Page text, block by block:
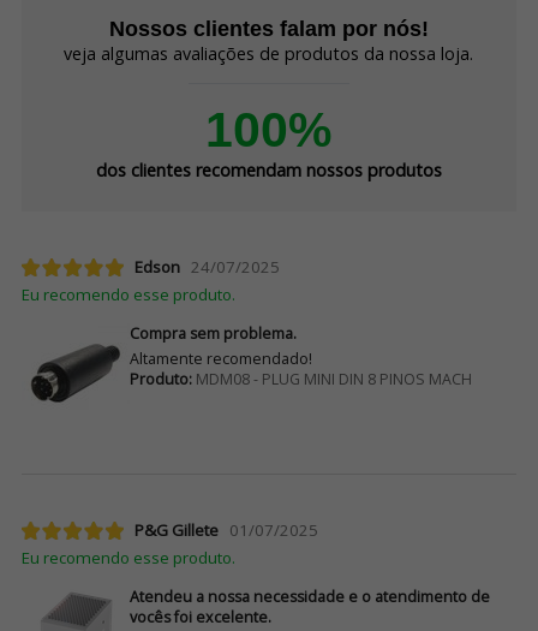
Nossos clientes falam por nós!
veja algumas avaliações de produtos da nossa loja.
100%
dos clientes recomendam nossos produtos
Edson 24/07/2025
Eu recomendo esse produto.
Compra sem problema.
Altamente recomendado!
Produto:MDM08 - PLUG MINI DIN 8 PINOS MACH
P&G Gillete 01/07/2025
Eu recomendo esse produto.
Atendeu a nossa necessidade e o atendimento de
vocês foi excelente.